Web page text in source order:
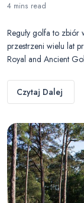
4 mins read
Reguły golfa to zbiór
przestrzeni wielu lat
Royal and Ancient
Czytaj Dalej